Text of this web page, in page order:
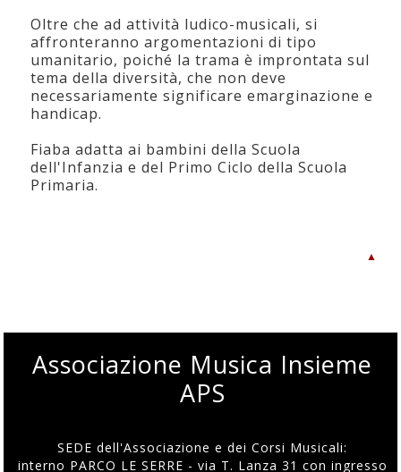
Oltre che ad attività ludico-musicali, si
affronteranno argomentazioni di tipo
umanitario, poiché la trama è improntata sul
tema della diversità, che non deve
necessariamente significare emarginazione e
handicap.
Fiaba adatta ai bambini della Scuola
dell'Infanzia e del Primo Ciclo della Scuola
Primaria.
▲
Associazione Musica Insieme
APS
SEDE dell'Associazione e dei Corsi Musicali:
interno PARCO LE SERRE - via T. Lanza 31 con ingresso